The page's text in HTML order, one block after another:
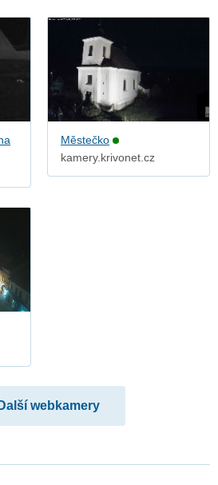
Městečko
kamery.krivonet.cz
Další webkamery